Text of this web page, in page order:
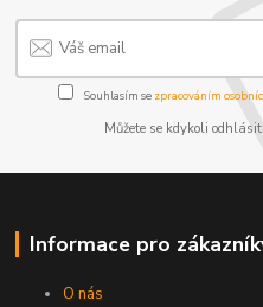
Souhlasím se zpracováním
Můžete se kdykoli
Informace pro
O nás